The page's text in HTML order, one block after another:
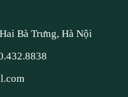
Bà Trưng, Hà Nội